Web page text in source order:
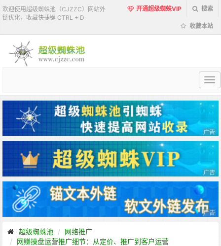
欢迎使用超级蜘蛛池（CJZZC）网站外
链优化，收藏快捷键 CTRL + D
开通超级蜘蛛VIP 搜索
收藏本站
超
蜘
蛛
池
超级蜘蛛池
网络推广
网赚操盘运营推广细节：从定价、推广到客户运营